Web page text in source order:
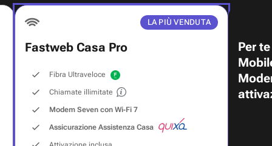
LA PIÙ VENDUTA
Fastweb Casa Pro
Fibra Ultraveloce
Chiamate illimitate
Modem Seven con Wi‑Fi 7
Assicurazione Assistenza Casa
Per